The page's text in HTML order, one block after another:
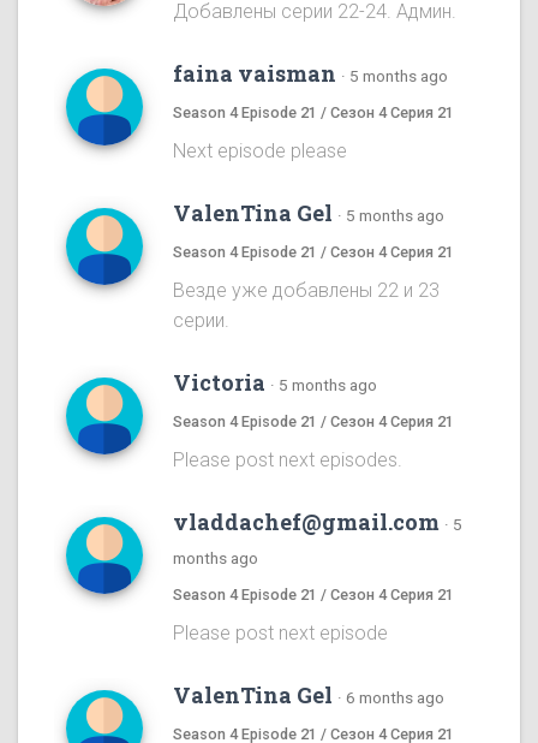
Добавлены серии 22-24. Админ.
faina vaisman · 5 months ago
Season 4 Episode 21 / Сезон 4 Серия 21
Next episode please
ValenTina Gel · 5 months ago
Season 4 Episode 21 / Сезон 4 Серия 21
Везде уже добавлены 22 и 23
серии.
Victoria · 5 months ago
Season 4 Episode 21 / Сезон 4 Серия 21
Please post next episodes.
vladdachef@gmail.com · 5
months ago
Season 4 Episode 21 / Сезон 4 Серия 21
Please post next episode
ValenTina Gel · 6 months ago
Season 4 Episode 21 / Сезон 4 Серия 21